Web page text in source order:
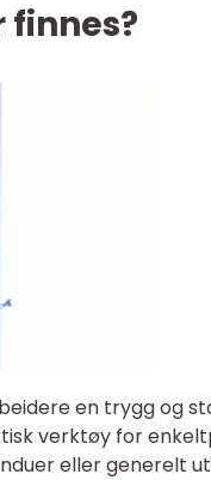
en trygg og
verktøy for
eller generelt